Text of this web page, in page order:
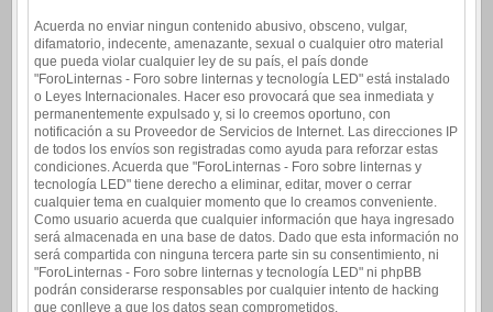
Acuerda no enviar ningun contenido abusivo, obsceno, vulgar,
difamatorio, indecente, amenazante, sexual o cualquier otro material
que pueda violar cualquier ley de su país, el país donde
"ForoLinternas - Foro sobre linternas y tecnología LED" está instalado
o Leyes Internacionales. Hacer eso provocará que sea inmediata y
permanentemente expulsado y, si lo creemos oportuno, con
notificación a su Proveedor de Servicios de Internet. Las direcciones IP
de todos los envíos son registradas como ayuda para reforzar estas
condiciones. Acuerda que "ForoLinternas - Foro sobre linternas y
tecnología LED" tiene derecho a eliminar, editar, mover o cerrar
cualquier tema en cualquier momento que lo creamos conveniente.
Como usuario acuerda que cualquier información que haya ingresado
será almacenada en una base de datos. Dado que esta información no
será compartida con ninguna tercera parte sin su consentimiento, ni
"ForoLinternas - Foro sobre linternas y tecnología LED" ni phpBB
podrán considerarse responsables por cualquier intento de hacking
que conlleve a que los datos sean comprometidos.